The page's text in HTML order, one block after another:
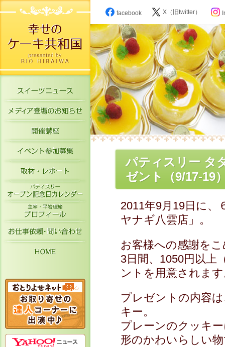
スイーツニュース
メディア登場のお知らせ
開催講座
イベント参加募集
取材・レポート
パティスリーオープン記念日カレン
主宰・平岩理緒プロフィール
お仕事依頼・お問い合わせ
facebook X（旧twitter）
パティスリー タ
ゼント（9/17-19
2011年9月19日に
ヤナギ八雲店」。
お客様への感謝を
3日間、1050円以上
ントを用意されま
プレゼントの内容
キー。
プレーンのクッキ
形のかわいらしい